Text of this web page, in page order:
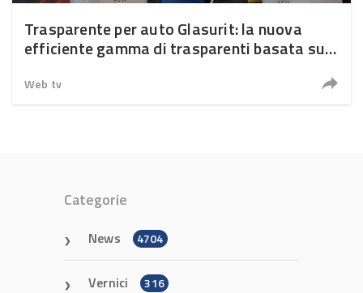
Trasparente per auto Glasurit: la nuova
efficiente gamma di trasparenti basata su
Web tv
Categorie
News 4704
Vernici 316